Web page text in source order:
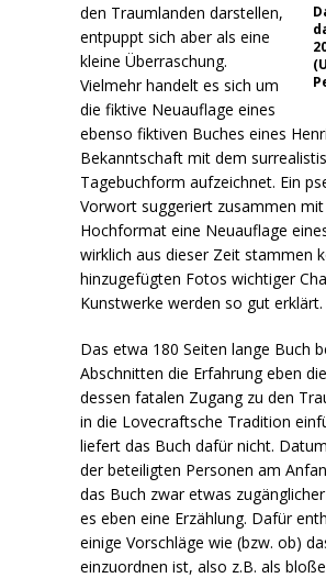
den Traumlanden darstellen,
entpuppt sich aber als eine
kleine Überraschung.
Vielmehr handelt es sich um
die fiktive Neuauflage eines
ebenso fiktiven Buches eines
Bekanntschaft mit dem
Tagebuchform aufzeichnet. Ein
Vorwort suggeriert zusammen
Hochformat eine Neuauflage
wirklich aus dieser Zeit stammen
hinzugefügten Fotos wichtiger
Kunstwerke werden so gut erklärt.
Das etwa 180 Seiten lange Buch
Abschnitten die Erfahrung eben
dessen fatalen Zugang zu den
in die Lovecraftsche Tradition
liefert das Buch dafür nicht.
der beteiligten Personen am
das Buch zwar etwas
es eben eine Erzählung. Dafür
einige Vorschläge wie (bzw. ob)
einzuordnen ist, also z.B. als